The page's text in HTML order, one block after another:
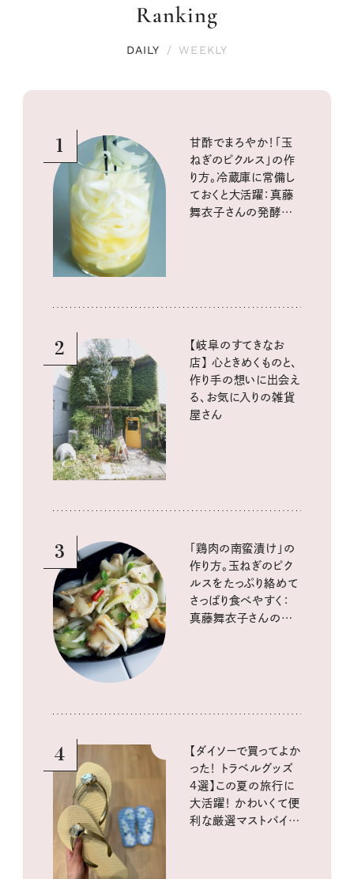
Ranking
DAILY / WEEKLY
1
甘酢でまろやか！「玉
ねぎのピクルス」の作
り方。冷蔵庫に常備し
ておくと大活躍：真藤
舞衣子さんの発酵と
2
【岐阜のすてきなお
店】 心ときめくものと、
作り手の想いに出会え
る、お気に入りの雑貨
屋さん
3
「鶏肉の南蛮漬け」の
作り方。玉ねぎのピク
ルスをたっぷり絡めて
さっぱり食べやすく：
真藤舞衣子さんの発
4
【ダイソーで買ってよか
った！ トラベルグッズ
4選】この夏の旅行に
大活躍！ かわいくて便
利な厳選マストバイア